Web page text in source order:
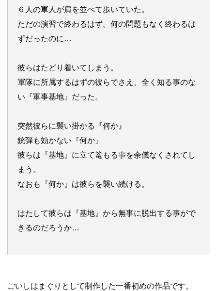
６人の軍人が肩を並べて歩いていた。
ただの演習で終わるはず。何の問題もなく終わるは
ずだったのに…
彼らはたどり着いてしまう。
軍隊に所属するはずの彼らでさえ、全く知る事のな
い『軍事基地』だった。
突然彼らに襲い掛かる『何か』
銃弾も効かない『何か』
彼らは『基地』に立て篭もる事を余儀なくされてし
まう。
なおも『何か』は彼らを襲い続ける。
はたして彼らは『基地』から無事に脱出する事がで
きるのだろうか…
ごいしはまぐりとして制作した一番初めの作品です。